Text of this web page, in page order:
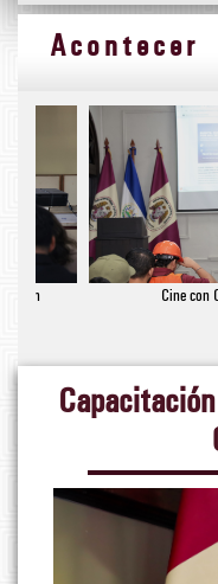
Acontecer
Cine con